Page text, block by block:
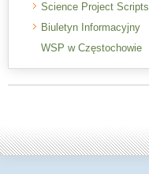
Science Project Scripts
Biuletyn Informacyjny
WSP w Częstochowie